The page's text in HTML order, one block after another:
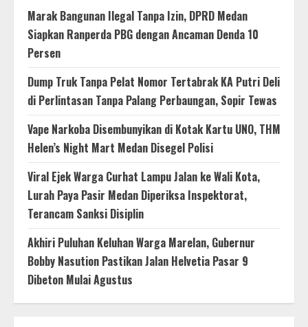
Marak Bangunan Ilegal Tanpa Izin, DPRD Medan
Siapkan Ranperda PBG dengan Ancaman Denda 10
Persen
Dump Truk Tanpa Pelat Nomor Tertabrak KA Putri Deli
di Perlintasan Tanpa Palang Perbaungan, Sopir Tewas
Vape Narkoba Disembunyikan di Kotak Kartu UNO, THM
Helen’s Night Mart Medan Disegel Polisi
Viral Ejek Warga Curhat Lampu Jalan ke Wali Kota,
Lurah Paya Pasir Medan Diperiksa Inspektorat,
Terancam Sanksi Disiplin
Akhiri Puluhan Keluhan Warga Marelan, Gubernur
Bobby Nasution Pastikan Jalan Helvetia Pasar 9
Dibeton Mulai Agustus